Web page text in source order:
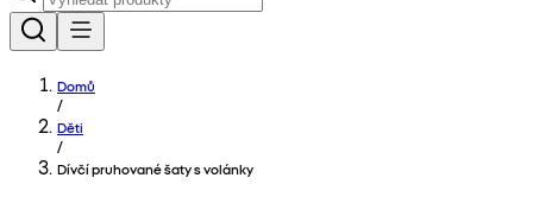
Domů
/
Děti
/
Dívčí pruhované šaty s volánky